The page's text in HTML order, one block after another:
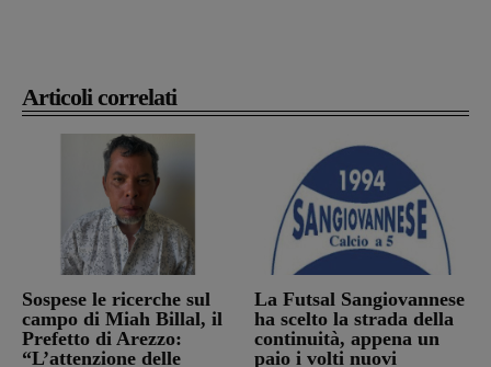
Articoli correlati
Sospese le ricerche sul
campo di Miah Billal, il
Prefetto di Arezzo:
“L’attenzione delle
La Futsal Sangiovannese
ha scelto la strada della
continuità, appena un
paio i volti nuovi